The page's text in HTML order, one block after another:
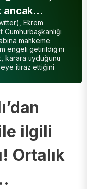
ancak…
Ekrem
Cumhurbaşkanlığı
mahkeme
engeli getirildiğini
karara uyduğunu
itiraz ettiğini
ilgili
Ortalık